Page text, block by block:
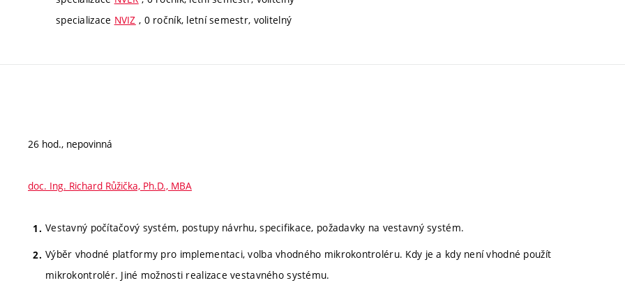
specializace NVIZ , 0 ročník, letní semestr, volitelný
26 hod., nepovinná
doc. Ing. Richard Růžička, Ph.D., MBA
Vestavný počítačový systém, postupy návrhu, specifikace, požadavky na vestavný systém.
Výběr vhodné platformy pro implementaci, volba vhodného mikrokontroléru. Kdy je a kdy není vhodné použít
mikrokontrolér. Jiné možnosti realizace vestavného systému.